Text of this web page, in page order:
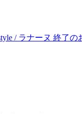
/ ラナーヌ 終了の